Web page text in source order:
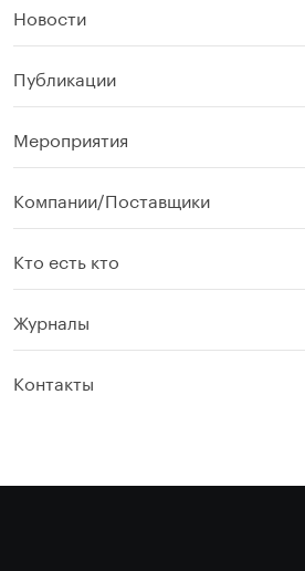
Новости
Публикации
Мероприятия
Компании/Поставщики
Кто есть кто
Журналы
Контакты